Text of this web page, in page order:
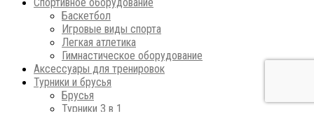
Баскетбол
Игровые виды спорта
Легкая атлетика
Гимнастическое оборудование
Аксессуары для тренировок
Турники и брусья
Брусья
Турники 3 в 1